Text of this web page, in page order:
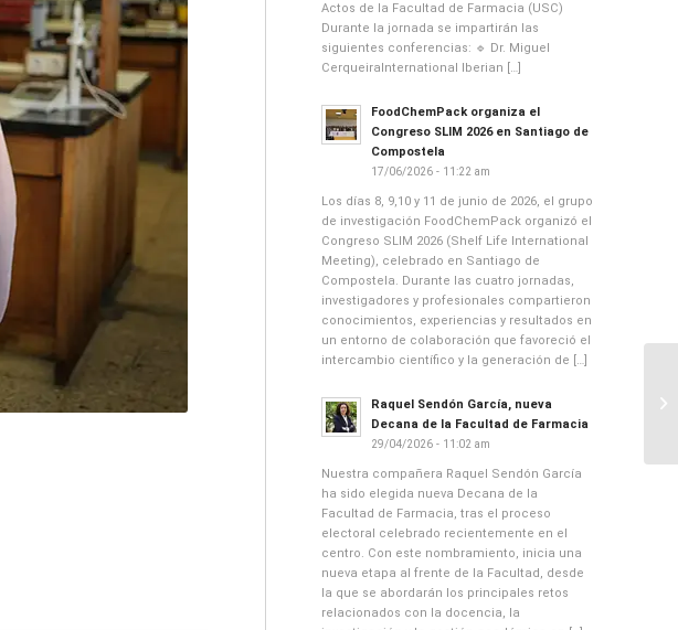
Actos de la Facultad de Farmacia (USC)
Durante la jornada se impartirán las
siguientes conferencias: 🔹 Dr. Miguel
CerqueiraInternational Iberian […]
FoodChemPack organiza el
Congreso SLIM 2026 en Santiago de
Compostela
17/06/2026 - 11:22 am
Los días 8, 9,10 y 11 de junio de 2026, el grupo
de investigación FoodChemPack organizó el
Congreso SLIM 2026 (Shelf Life International
Meeting), celebrado en Santiago de
Compostela. Durante las cuatro jornadas,
investigadores y profesionales compartieron
conocimientos, experiencias y resultados en
un entorno de colaboración que favoreció el
intercambio científico y la generación de […]
Raquel Sendón García, nueva
Decana de la Facultad de Farmacia
29/04/2026 - 11:02 am
Nuestra compañera Raquel Sendón García
ha sido elegida nueva Decana de la
Facultad de Farmacia, tras el proceso
electoral celebrado recientemente en el
centro. Con este nombramiento, inicia una
nueva etapa al frente de la Facultad, desde
la que se abordarán los principales retos
relacionados con la docencia, la